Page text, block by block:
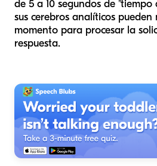
de 5 a 10 segundos de "tiempo
sus cerebros analíticos pueden
momento para procesar la
respuesta.